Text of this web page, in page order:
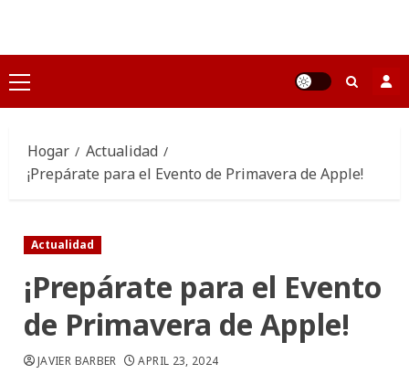
contenido
Menú
principal
Hogar
Actualidad
¡Prepárate para el Evento de Primavera de Apple!
Actualidad
¡Prepárate para el Evento
de Primavera de Apple!
JAVIER BARBER APRIL 23, 2024